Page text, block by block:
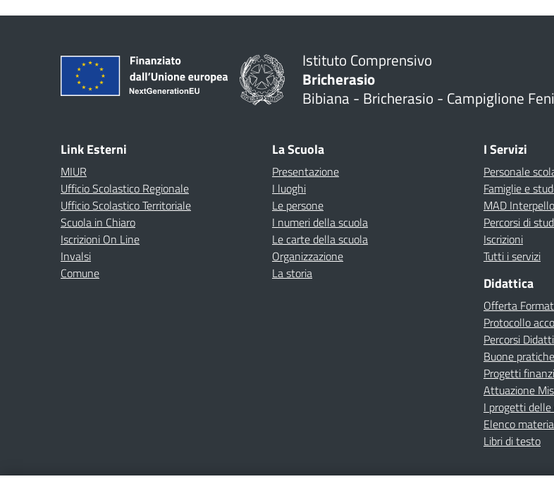
Istituto Comprensivo
Bricherasio
Bibiana - Bricherasio - Campiglione
Link Esterni
MIUR
Ufficio Scolastico Regionale
Ufficio Scolastico Territoriale
Scuola in Chiaro
Iscrizioni On Line
Invalsi
Comune
La Scuola
Presentazione
I luoghi
Le persone
I numeri della scuola
Le carte della scuola
Organizzazione
La storia
I Servizi
Personale
Famiglie e
MAD Interpello
Percorsi di
Iscrizioni
Tutti i servizi
Didattica
Offerta
Protocollo
Percorsi
Buone pratiche
Progetti
Attuazione
I progetti delle
Elenco
Libri di testo
Amministrazione TrasparenteAlbo onlinePrivacy PolicyDichiarazione di accessibilitàContattiNote